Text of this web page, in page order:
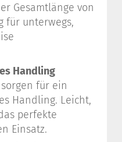
Gesamtlänge von
für unterwegs,
Handling
für ein
Handling. Leicht,
perfekte
Einsatz.